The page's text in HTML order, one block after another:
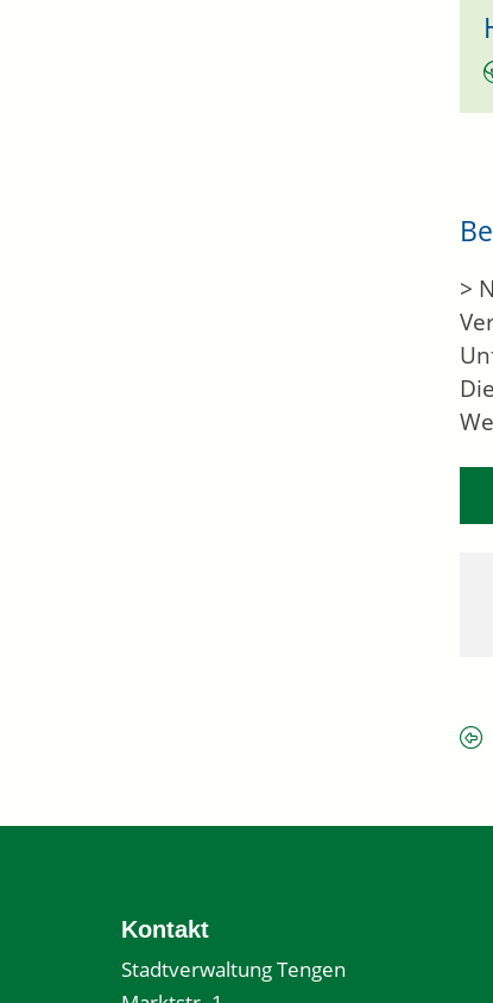
>
Kontakt
Stadtverwaltung Tengen